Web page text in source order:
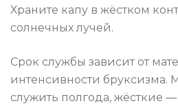
Храните капу в жёстком
солнечных лучей.
Срок службы зависит от
интенсивности бруксизма.
служить полгода, жёсткие